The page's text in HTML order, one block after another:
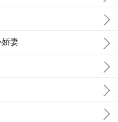
娇妻